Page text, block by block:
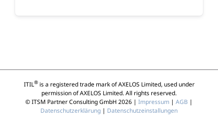
ITIL®is a registered trade mark of AXELOS Limited, used under
permission of AXELOS Limited. All rights reserved.
© ITSM Partner Consulting GmbH 2026 | Impressum | AGB |
Datenschutzerklärung | Datenschutzeinstallungen